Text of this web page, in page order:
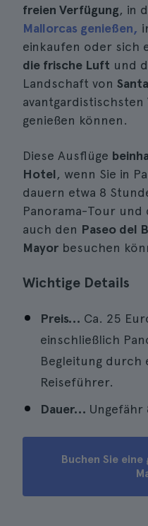
freien Verfügung, in
Mallorcas genießen,
einkaufen oder sich
die frische Luft und
Landschaft von
genießen können.
Diese Ausflüge
Hotel, wenn Sie in
dauern etwa 8
Panorama-Tour und
auch den Paseo del
Mayor besuchen
Wichtige Details
Preis… Ca. 25
einschließlich
Begleitung durch
Reiseführer.
Dauer… Ungefähr
Buchen Sie